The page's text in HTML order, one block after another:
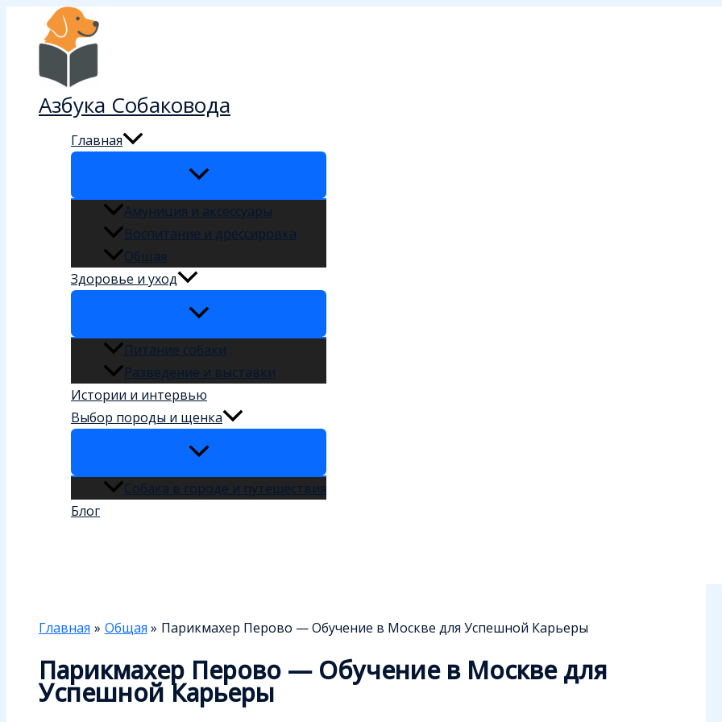
Перейти
Азбука Собаковода
Главная
Амуниция и аксессуары
Воспитание и дрессировка
Общая
Здоровье и уход
Питание собаки
Разведение и выставки
Истории и интервью
Выбор породы и щенка
Собака в городе и путешествия
Блог
Главная Общая Парикмахер Перово — Обучение в Москве для Успешной Карьеры
Парикмахер Перово — Обучение в Москве для
Успешной Карьеры